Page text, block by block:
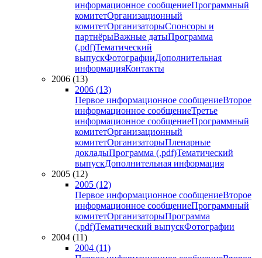
информационное сообщениеПрограммный
комитетОрганизационный
комитетОрганизаторыСпонсоры и
партнёрыВажные датыПрограмма
(.pdf)Тематический
выпускФотографииДополнительная
информацияКонтакты
2006 (13)
2006 (13)
Первое информационное сообщениеВторое
информационное сообщениеТретье
информационное сообщениеПрограммный
комитетОрганизационный
комитетОрганизаторыПленарные
докладыПрограмма (.pdf)Тематический
выпускДополнительная информация
2005 (12)
2005 (12)
Первое информационное сообщениеВторое
информационное сообщениеПрограммный
комитетОрганизаторыПрограмма
(.pdf)Тематический выпускФотографии
2004 (11)
2004 (11)